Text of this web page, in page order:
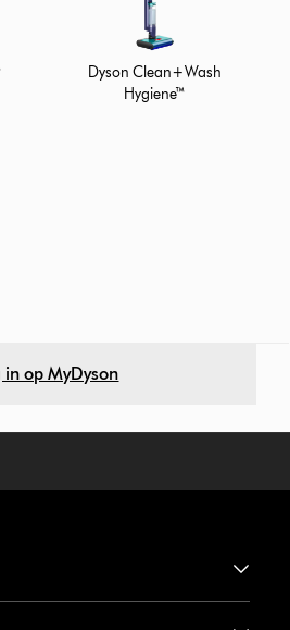
Dyson Clean+Wash
Hygiene™
in op MyDyson